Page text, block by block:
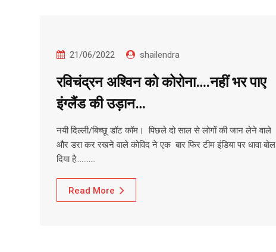
21/06/2022 shailendra
रविचंद्रन अश्विन को कोरोना….नहीं भर पाए
इंग्लैंड की उड़ान…
नयी दिल्ली/बिच्छू डॉट कॉम। पिछले दो साल से लोगों की जान लेने वाले
और डरा कर रखने वाले कोविद ने एक बार फिर टीम इंडिया पर धावा बोल
दिया है……..…
Read More